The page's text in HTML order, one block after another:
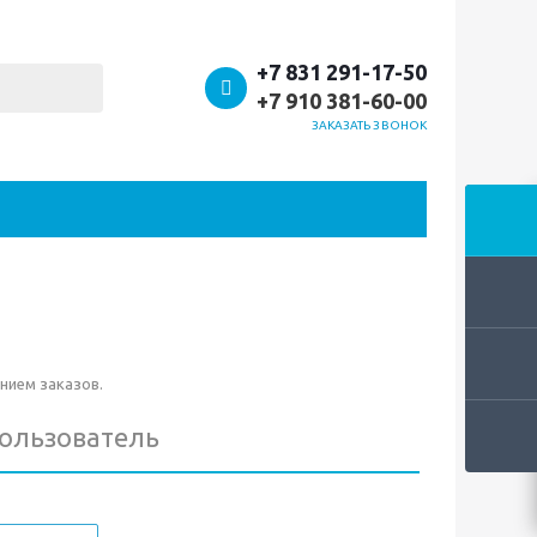
+7 831 291-17-50
+7 910 381-60-00
ЗАКАЗАТЬ ЗВОНОК
заказов.